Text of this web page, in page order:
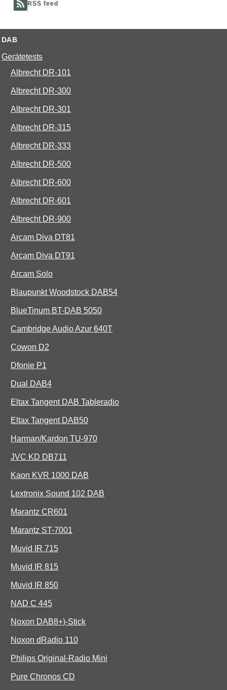
RSS feed
DAB
Gerätetests
Albrecht DR-101
Albrecht DR-300
Albrecht DR-301
Albrecht DR-315
Albrecht DR-333
Albrecht DR-500
Albrecht DR-600
Albrecht DR-601
Albrecht DR-900
Arcam Diva DT81
Arcam Diva DT91
Arcam Solo
Blaupunkt Woodstock DAB54
BlueTinum BT-DAB 5050
Cambridge Audio Azur 640T
Cowon D2
Dfonie P1
Dual DAB4
Eltax Tangent DAB Tableradio
Eltax Tangent DAB50
Harman/Kardon TU-970
JVC KD DB711
Kaon KVR 1000 DAB
Lextronix Sound 102 DAB
Marantz CR601
Marantz ST-7001
Muvid IR 715
Muvid IR 815
Muvid IR 850
NAD C 445
Noxon DAB8+)-Stick
Noxon dRadio 110
Philips Original-Radio Mini
Pure Chronos CD